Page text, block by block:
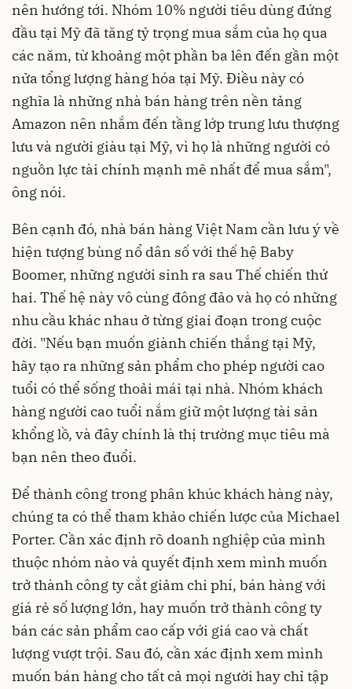
nên hướng tới. Nhóm 10% người tiêu dùng đứng
đầu tại Mỹ đã tăng tỷ trọng mua sắm của họ qua
các năm, từ khoảng một phần ba lên đến gần một
nửa tổng lượng hàng hóa tại Mỹ. Điều này có
nghĩa là những nhà bán hàng trên nền tảng
Amazon nên nhắm đến tầng lớp trung lưu thượng
lưu và người giàu tại Mỹ, vì họ là những người có
nguồn lực tài chính mạnh mẽ nhất để mua sắm",
ông nói.
Bên cạnh đó, nhà bán hàng Việt Nam cần lưu ý về
hiện tượng bùng nổ dân số với thế hệ Baby
Boomer, những người sinh ra sau Thế chiến thứ
hai. Thế hệ này vô cùng đông đảo và họ có những
nhu cầu khác nhau ở từng giai đoạn trong cuộc
đời. "Nếu bạn muốn giành chiến thắng tại Mỹ,
hãy tạo ra những sản phẩm cho phép người cao
tuổi có thể sống thoải mái tại nhà. Nhóm khách
hàng người cao tuổi nắm giữ một lượng tài sản
khổng lồ, và đây chính là thị trường mục tiêu mà
bạn nên theo đuổi.
Để thành công trong phân khúc khách hàng này,
chúng ta có thể tham khảo chiến lược của Michael
Porter. Cần xác định rõ doanh nghiệp của mình
thuộc nhóm nào và quyết định xem mình muốn
trở thành công ty cắt giảm chi phí, bán hàng với
giá rẻ số lượng lớn, hay muốn trở thành công ty
bán các sản phẩm cao cấp với giá cao và chất
lượng vượt trội. Sau đó, cần xác định xem mình
muốn bán hàng cho tất cả mọi người hay chỉ tập